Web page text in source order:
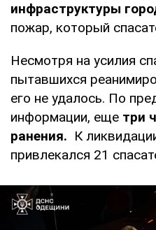
инфраструктуры
пожар, который
Несмотря на усилия
пытавшихся
его не удалось. По
информации, еще три
ранения. К
привлекался 21